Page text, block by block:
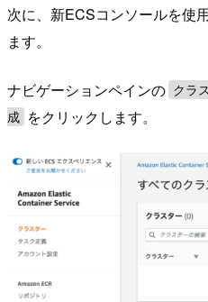
次に、新ECSコンソールを使
ます。
ナビゲーションペインの クラ
成
をクリックします。